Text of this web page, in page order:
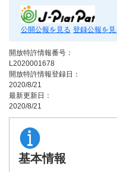
公開公報を見る 登録公報を見
開放特許情報番号：
L2020001678
開放特許情報登録日：
2020/8/21
最新更新日：
2020/8/21
基本情報